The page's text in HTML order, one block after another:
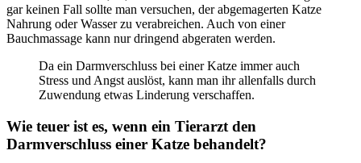
gar keinen Fall sollte man versuchen, der abgemagerten Katze
Nahrung oder Wasser zu verabreichen. Auch von einer
Bauchmassage kann nur dringend abgeraten werden.
Da ein Darmverschluss bei einer Katze immer auch
Stress und Angst auslöst, kann man ihr allenfalls durch
Zuwendung etwas Linderung verschaffen.
Wie teuer ist es, wenn ein Tierarzt den
Darmverschluss einer Katze behandelt?